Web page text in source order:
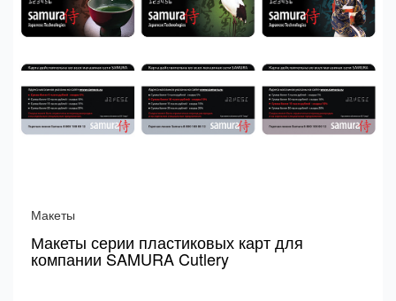
Макеты
Макеты серии пластиковых карт для
компании SAMURA Cutlery